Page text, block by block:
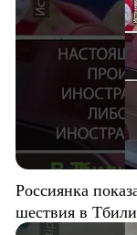
Россиянка
шествия в